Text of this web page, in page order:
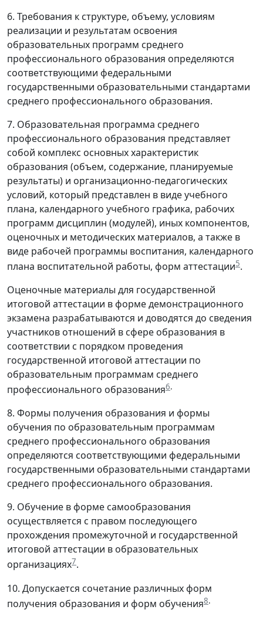
6. Требования к структуре, объему, условиям
реализации и результатам освоения
образовательных программ среднего
профессионального образования определяются
соответствующими федеральными
государственными образовательными стандартами
среднего профессионального образования.
7. Образовательная программа среднего
профессионального образования представляет
собой комплекс основных характеристик
образования (объем, содержание, планируемые
результаты) и организационно-педагогических
условий, который представлен в виде учебного
плана, календарного учебного графика, рабочих
программ дисциплин (модулей), иных компонентов,
оценочных и методических материалов, а также в
виде рабочей программы воспитания, календарного
плана воспитательной работы, форм аттестации5.
Оценочные материалы для государственной
итоговой аттестации в форме демонстрационного
экзамена разрабатываются и доводятся до сведения
участников отношений в сфере образования в
соответствии с порядком проведения
государственной итоговой аттестации по
образовательным программам среднего
профессионального образования6.
8. Формы получения образования и формы
обучения по образовательным программам
среднего профессионального образования
определяются соответствующими федеральными
государственными образовательными стандартами
среднего профессионального образования.
9. Обучение в форме самообразования
осуществляется с правом последующего
прохождения промежуточной и государственной
итоговой аттестации в образовательных
организациях7.
10. Допускается сочетание различных форм
получения образования и форм обучения8.